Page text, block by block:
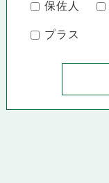
保佐人
プラス